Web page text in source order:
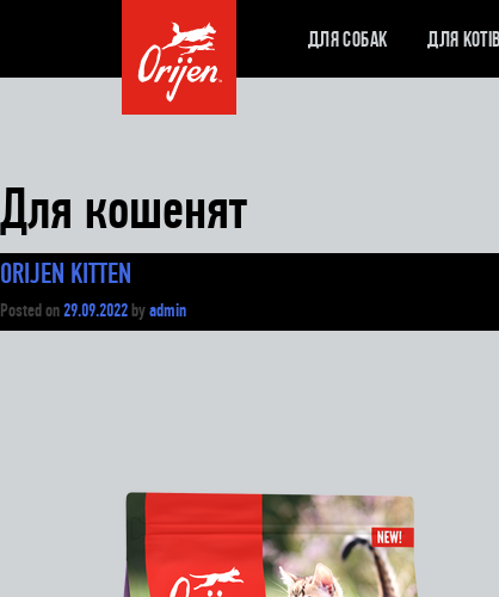
ДЛЯ СОБАК ДЛЯ КОТІВ
Для кошенят
ORIJEN KITTEN
Posted on29.09.2022byadmin